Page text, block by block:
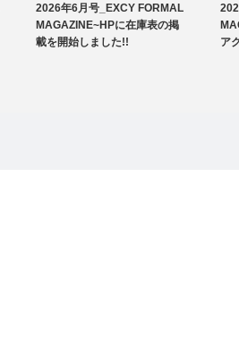
2026年6月号_EXCY FORMAL
MAGAZINE~HPに在庫表の掲
載を開始しました!!
ア